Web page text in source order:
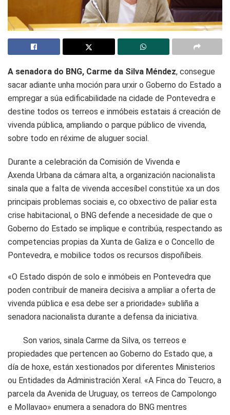
A senadora do BNG, Carme da Silva Méndez, consegue
sacar adiante unha moción para urxir o Goberno do Estado a
empregar a súa edificabilidade na cidade de Pontevedra e
destine todos os terreos e inmóbeis estatais á creación de
vivenda pública, ampliando o parque público de vivenda,
sobre todo en réxime de aluguer social.
Durante a celebración da Comisión de Vivenda e
Axenda Urbana da cámara alta, a organización nacionalista
sinala que a falta de vivenda accesíbel constitúe xa un dos
principais problemas sociais e, co obxectivo de paliar esta
crise habitacional, o BNG defende a necesidade de que o
Goberno do Estado se implique e contribúa, respectando as
competencias propias da Xunta de Galiza e o Concello de
Pontevedra, e mobilice todos os recursos dispoñíbeis.
«O Estado dispón de solo e inmóbeis en Pontevedra que
poden contribuír de maneira decisiva a ampliar a oferta de
vivenda pública e esa debe ser a prioridade» subliña a
senadora nacionalista durante a defensa da iniciativa.
Son varios, sinala Carme da Silva, os terreos e
propiedades que pertencen ao Goberno do Estado que, a
día de hoxe, están xestionados por diferentes Ministerios
ou Entidades da Administración Xeral. «A Finca do Teucro, a
parcela da Avenida de Uruguay, os terreos de Campolongo
e Mollavao» enumera a senadora do BNG mentres